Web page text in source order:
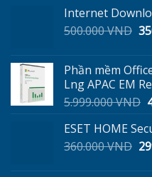
Internet
500.000VND
Phần mềm
Lng APAC EM
5.999.000VND
ESET HOME
360.000VND